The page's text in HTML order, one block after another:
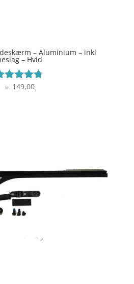
– Aluminium – inkl
– Hvid
Vurderet
kr.149,00